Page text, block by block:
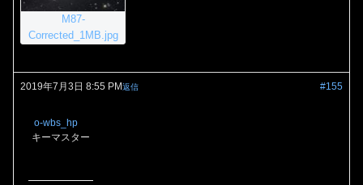
M87-
Corrected_1MB.jpg
2019年7月3日 8:55 PM #155
返信
o-wbs_hp
キーマスター